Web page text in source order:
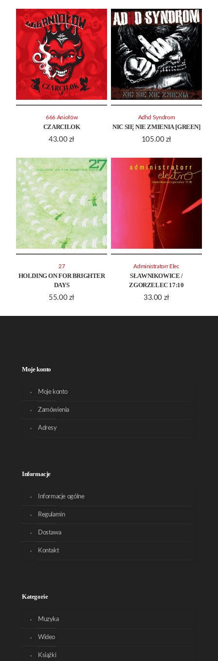
CZARCILOK
43.00 zł
666 Aniołów
NIC SIĘ NIE ZMIENIA [GREEN]
105.00 zł
Adhd Syndrom
HOLDING ON FOR BRIGHTER
DAYS
55.00 zł
27
SŁAWNIKOWICE /
ZGORZELEC 17:10
33.00 zł
Administratorr Elec
Moje konto
Moje konto
Zamówienia
Adresy
Informacje
Informacje ogólne
Regulamin
Dostawa
Kontakt
Kategorie
Muzyka
Wideo
Książki